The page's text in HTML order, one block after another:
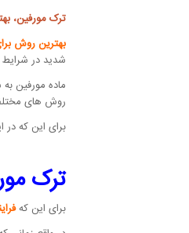
ترک مورفین،
بهترین روش
شدید در
ماده مورفین
روش های
برای این که
ترک
برای این که